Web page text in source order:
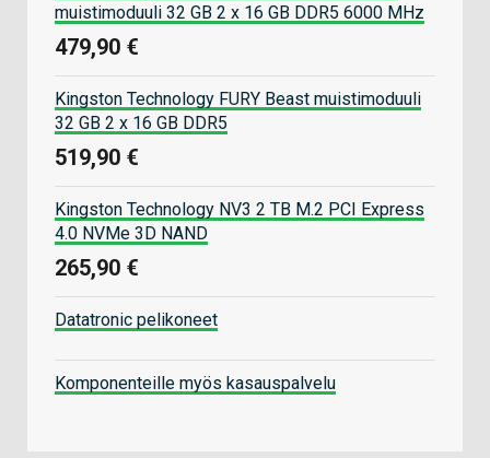
muistimoduuli 32 GB 2 x 16 GB DDR5 6000 MHz
479,90 €
Kingston Technology FURY Beast muistimoduuli
32 GB 2 x 16 GB DDR5
519,90 €
Kingston Technology NV3 2 TB M.2 PCI Express
4.0 NVMe 3D NAND
265,90 €
Datatronic pelikoneet
Komponenteille myös kasauspalvelu